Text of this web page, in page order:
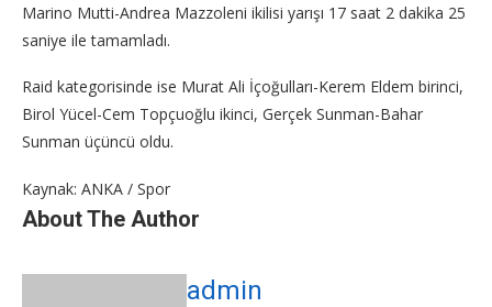
Marino Mutti-Andrea Mazzoleni ikilisi yarışı 17 saat 2 dakika 25
saniye ile tamamladı.
Raid kategorisinde ise Murat Ali İçoğulları-Kerem Eldem birinci,
Birol Yücel-Cem Topçuoğlu ikinci, Gerçek Sunman-Bahar
Sunman üçüncü oldu.
Kaynak: ANKA / Spor
About The Author
admin